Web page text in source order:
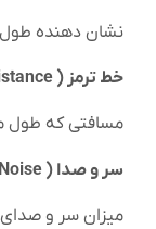
نشان دهنده
خط ترمز ( Braking Distance )
مسافتی که طول
سر و صدا ( Noise )
میزان سر و صدای